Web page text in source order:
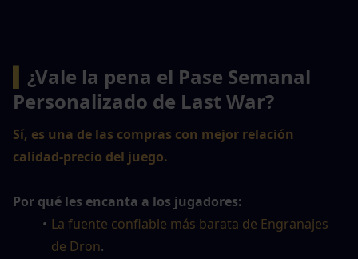
¿Vale la pena el Pase Semanal
Personalizado de Last War?
Sí, es una de las compras con mejor relación
calidad-precio del juego.
Por qué les encanta a los jugadores:
La fuente confiable más barata de Engranajes
de Dron.